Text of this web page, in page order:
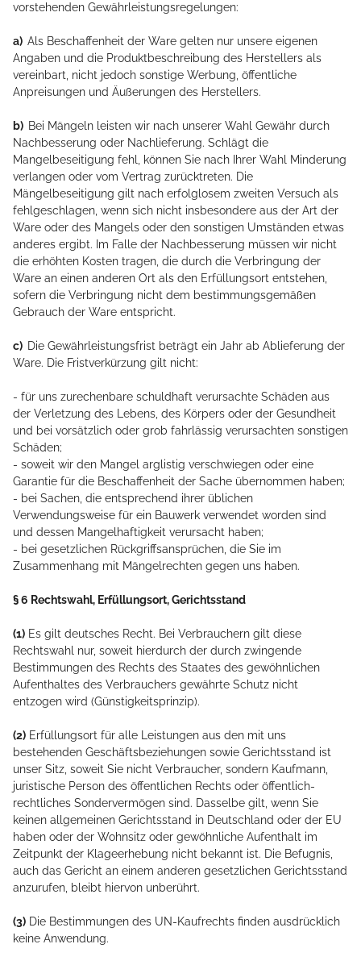
vorstehenden Gewährleistungsregelungen:
a) Als Beschaffenheit der Ware gelten nur unsere eigenen
Angaben und die Produktbeschreibung des Herstellers als
vereinbart, nicht jedoch sonstige Werbung, öffentliche
Anpreisungen und Äußerungen des Herstellers.
b) Bei Mängeln leisten wir nach unserer Wahl Gewähr durch
Nachbesserung oder Nachlieferung. Schlägt die
Mangelbeseitigung fehl, können Sie nach Ihrer Wahl Minderung
verlangen oder vom Vertrag zurücktreten. Die
Mängelbeseitigung gilt nach erfolglosem zweiten Versuch als
fehlgeschlagen, wenn sich nicht insbesondere aus der Art der
Ware oder des Mangels oder den sonstigen Umständen etwas
anderes ergibt. Im Falle der Nachbesserung müssen wir nicht
die erhöhten Kosten tragen, die durch die Verbringung der
Ware an einen anderen Ort als den Erfüllungsort entstehen,
sofern die Verbringung nicht dem bestimmungsgemäßen
Gebrauch der Ware entspricht.
c) Die Gewährleistungsfrist beträgt ein Jahr ab Ablieferung der
Ware. Die Fristverkürzung gilt nicht:
- für uns zurechenbare schuldhaft verursachte Schäden aus
der Verletzung des Lebens, des Körpers oder der Gesundheit
und bei vorsätzlich oder grob fahrlässig verursachten sonstigen
Schäden;
- soweit wir den Mangel arglistig verschwiegen oder eine
Garantie für die Beschaffenheit der Sache übernommen haben;
- bei Sachen, die entsprechend ihrer üblichen
Verwendungsweise für ein Bauwerk verwendet worden sind
und dessen Mangelhaftigkeit verursacht haben;
- bei gesetzlichen Rückgriffsansprüchen, die Sie im
Zusammenhang mit Mängelrechten gegen uns haben.
§ 6 Rechtswahl, Erfüllungsort, Gerichtsstand
(1) Es gilt deutsches Recht. Bei Verbrauchern gilt diese
Rechtswahl nur, soweit hierdurch der durch zwingende
Bestimmungen des Rechts des Staates des gewöhnlichen
Aufenthaltes des Verbrauchers gewährte Schutz nicht
entzogen wird (Günstigkeitsprinzip).
(2) Erfüllungsort für alle Leistungen aus den mit uns
bestehenden Geschäftsbeziehungen sowie Gerichtsstand ist
unser Sitz, soweit Sie nicht Verbraucher, sondern Kaufmann,
juristische Person des öffentlichen Rechts oder öffentlich-
rechtliches Sondervermögen sind. Dasselbe gilt, wenn Sie
keinen allgemeinen Gerichtsstand in Deutschland oder der EU
haben oder der Wohnsitz oder gewöhnliche Aufenthalt im
Zeitpunkt der Klageerhebung nicht bekannt ist. Die Befugnis,
auch das Gericht an einem anderen gesetzlichen Gerichtsstand
anzurufen, bleibt hiervon unberührt.
(3) Die Bestimmungen des UN-Kaufrechts finden ausdrücklich
keine Anwendung.